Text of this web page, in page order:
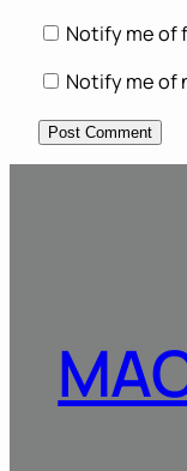
Notify me of
Notify me of